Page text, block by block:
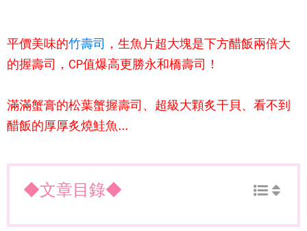
平價美味的竹壽司 ，生魚片超大塊是下方醋飯兩倍大
的握壽司，CP值爆高更勝永和橋壽司！
滿滿蟹膏的松葉蟹握壽司、超級大顆炙干貝、看不到
醋飯的厚厚炙燒鮭魚...
◆文章目錄◆